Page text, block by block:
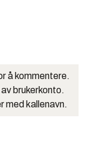
å kommentere.
brukerkonto.
med kallenavn.